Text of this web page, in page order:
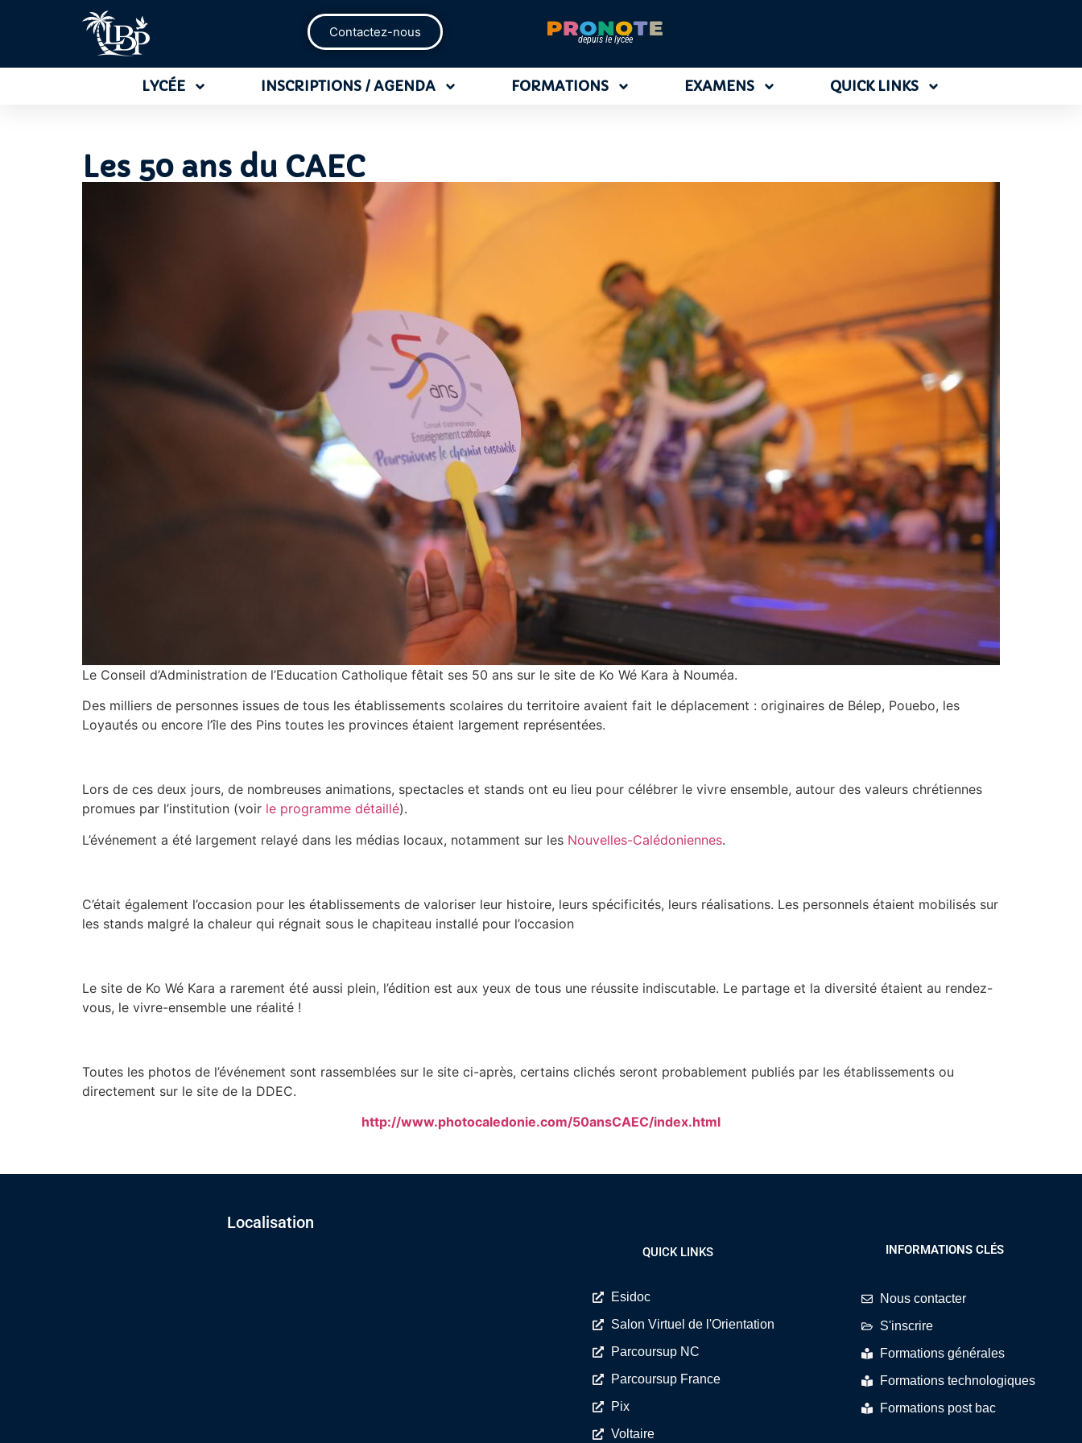
Contactez-nous
depuis le lycée
LYCÉE INSCRIPTIONS / AGENDA FORMATIONS EXAMENS QUICK LINKS
Les 50 ans du CAEC
Le Conseil d’Administration de l’Education Catholique fêtait ses 50 ans sur le site de Ko Wé Kara à Nouméa.
Des milliers de personnes issues de tous les établissements scolaires du territoire avaient fait le déplacement : originaires de Bélep, Pouebo, les
Loyautés ou encore l’île des Pins toutes les provinces étaient largement représentées.
Lors de ces deux jours, de nombreuses animations, spectacles et stands ont eu lieu pour célébrer le vivre ensemble, autour des valeurs chrétiennes
promues par l’institution (voir le programme détaillé).
L’événement a été largement relayé dans les médias locaux, notamment sur les Nouvelles-Calédoniennes.
C’était également l’occasion pour les établissements de valoriser leur histoire, leurs spécificités, leurs réalisations. Les personnels étaient mobilisés sur
les stands malgré la chaleur qui régnait sous le chapiteau installé pour l’occasion
Le site de Ko Wé Kara a rarement été aussi plein, l’édition est aux yeux de tous une réussite indiscutable. Le partage et la diversité étaient au rendez-
vous, le vivre-ensemble une réalité !
Toutes les photos de l’événement sont rassemblées sur le site ci-après, certains clichés seront probablement publiés par les établissements ou
directement sur le site de la DDEC.
http://www.photocaledonie.com/50ansCAEC/index.html
Localisation
QUICK LINKS
Esidoc
Salon Virtuel de l'Orientation
Parcoursup NC
Parcoursup France
Pix
Voltaire
INFORMATIONS CLÉS
Nous contacter
S'inscrire
Formations générales
Formations technologiques
Formations post bac